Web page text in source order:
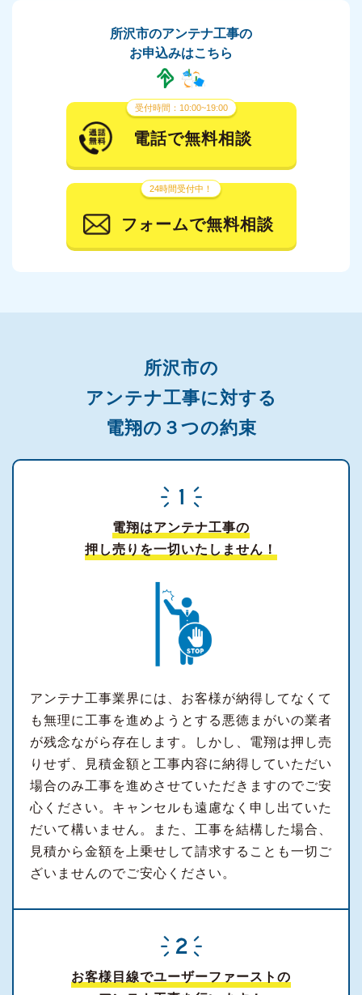
所沢市のアンテナ工事の
お申込みはこちら
受付時間：10:00~19:00
電話で無料相談
24時間受付中！
フォームで無料相談
所沢市の
アンテナ工事に対する
電翔の３つの約束
電翔はアンテナ工事の
押し売りを一切いたしません！
アンテナ工事業界には、お客様が納得してなくて
も無理に工事を進めようとする悪徳まがいの業者
が残念ながら存在します。しかし、電翔は押し売
りせず、見積金額と工事内容に納得していただい
場合のみ工事を進めさせていただきますのでご安
心ください。キャンセルも遠慮なく申し出ていた
だいて構いません。また、工事を結構した場合、
見積から金額を上乗せして請求することも一切ご
ざいませんのでご安心ください。
お客様目線でユーザーファーストの